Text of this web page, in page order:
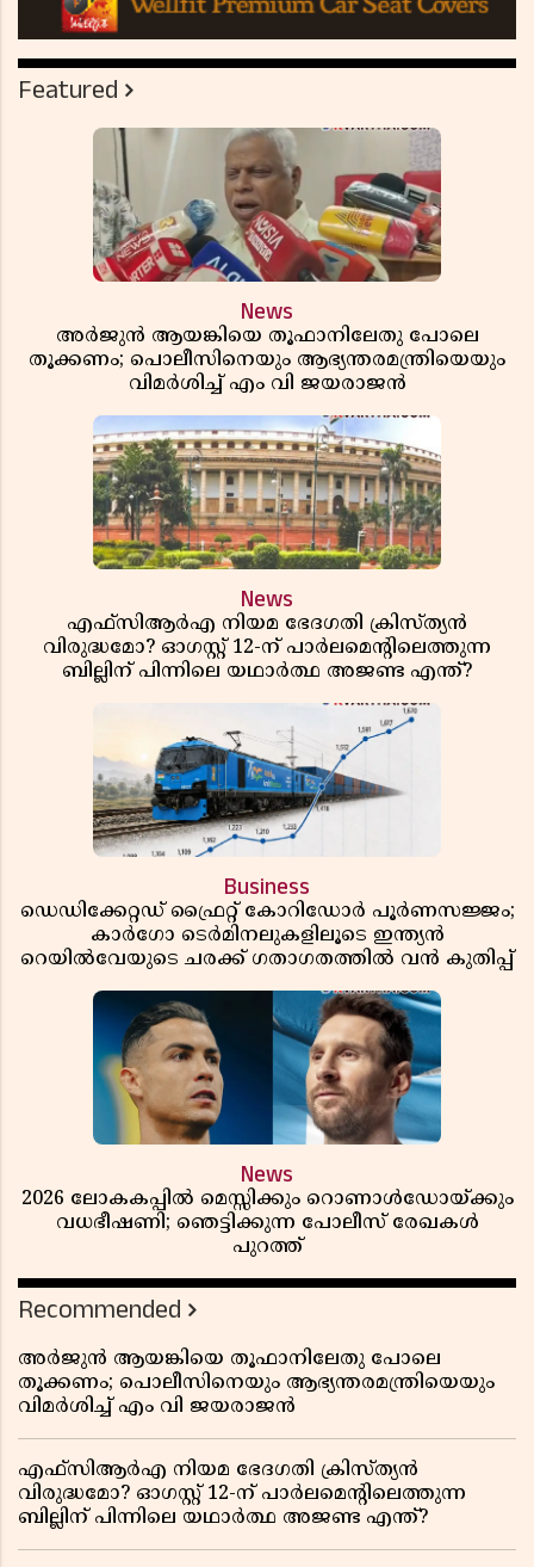
Featured
News
അർജുൻ ആയങ്കിയെ തൂഫാനിലേതു പോലെ
തൂക്കണം; പൊലീസിനെയും ആഭ്യന്തരമന്ത്രിയെയും
വിമർശിച്ച് എം വി ജയരാജൻ
News
എഫ്സിആർഎ നിയമ ഭേദഗതി ക്രിസ്ത്യൻ
വിരുദ്ധമോ? ഓഗസ്റ്റ് 12-ന് പാർലമെന്റിലെത്തുന്ന
ബില്ലിന് പിന്നിലെ യഥാർത്ഥ അജണ്ട എന്ത്?
Business
ഡെഡിക്കേറ്റഡ് ഫ്രൈറ്റ് കോറിഡോർ പൂർണസജ്ജം;
കാർഗോ ടെർമിനലുകളിലൂടെ ഇന്ത്യൻ
റെയിൽവേയുടെ ചരക്ക് ഗതാഗതത്തിൽ വൻ കുതിപ്പ്
News
2026 ലോകകപ്പിൽ മെസ്സിക്കും റൊണാൾഡോയ്ക്കും
വധഭീഷണി; ഞെട്ടിക്കുന്ന പോലീസ് രേഖകൾ
പുറത്ത്
Recommended
അർജുൻ ആയങ്കിയെ തൂഫാനിലേതു പോലെ
തൂക്കണം; പൊലീസിനെയും ആഭ്യന്തരമന്ത്രിയെയും
വിമർശിച്ച് എം വി ജയരാജൻ
എഫ്സിആർഎ നിയമ ഭേദഗതി ക്രിസ്ത്യൻ
വിരുദ്ധമോ? ഓഗസ്റ്റ് 12-ന് പാർലമെന്റിലെത്തുന്ന
ബില്ലിന് പിന്നിലെ യഥാർത്ഥ അജണ്ട എന്ത്?